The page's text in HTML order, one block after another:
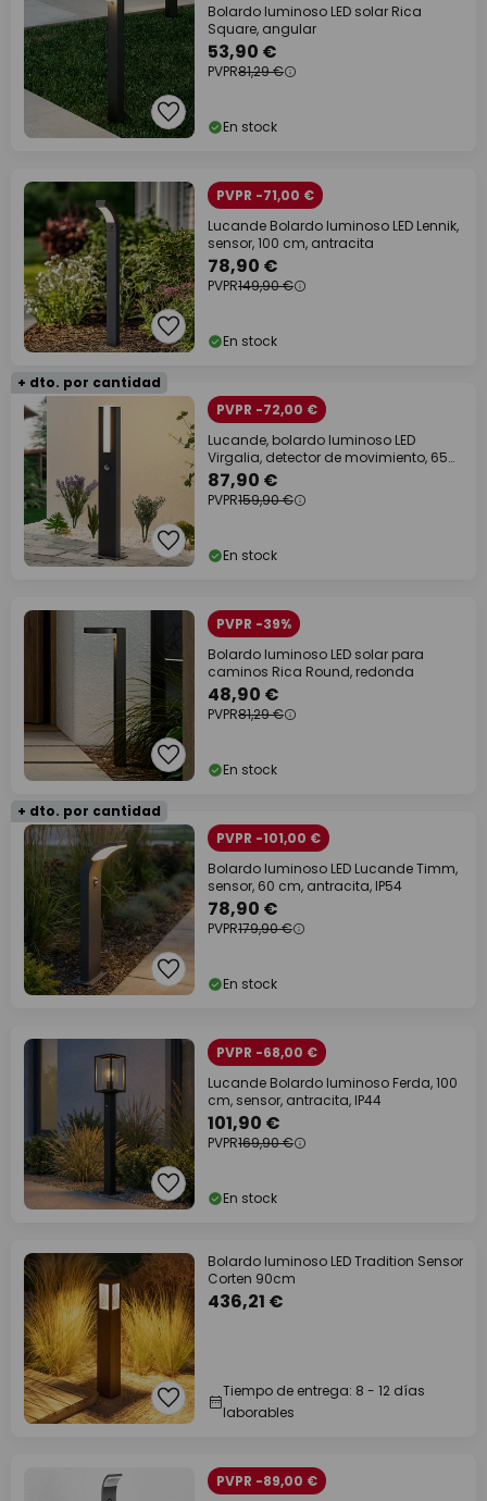
Bolardo luminoso LED solar Rica
Square, angular
53,90 €
PVPR81,29 €
En stock
PVPR -71,00 €
Lucande Bolardo luminoso LED Lennik,
sensor, 100 cm, antracita
78,90 €
PVPR149,90 €
En stock
+ dto. por cantidad
PVPR -72,00 €
Lucande, bolardo luminoso LED
Virgalia, detector de movimiento, 65
cm, IP54
87,90 €
PVPR159,90 €
En stock
PVPR -39%
Bolardo luminoso LED solar para
caminos Rica Round, redonda
48,90 €
PVPR81,29 €
En stock
+ dto. por cantidad
PVPR -101,00 €
Bolardo luminoso LED Lucande Timm,
sensor, 60 cm, antracita, IP54
78,90 €
PVPR179,90 €
En stock
PVPR -68,00 €
Lucande Bolardo luminoso Ferda, 100
cm, sensor, antracita, IP44
101,90 €
PVPR169,90 €
En stock
Bolardo luminoso LED Tradition Sensor
Corten 90cm
436,21 €
Tiempo de entrega: 8 - 12 días
laborables
PVPR -89,00 €